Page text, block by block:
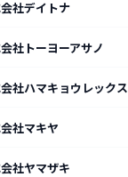
社デイトナ
社トーヨーアサノ
社ハマキョウレックス
社マキヤ
社ヤマザキ